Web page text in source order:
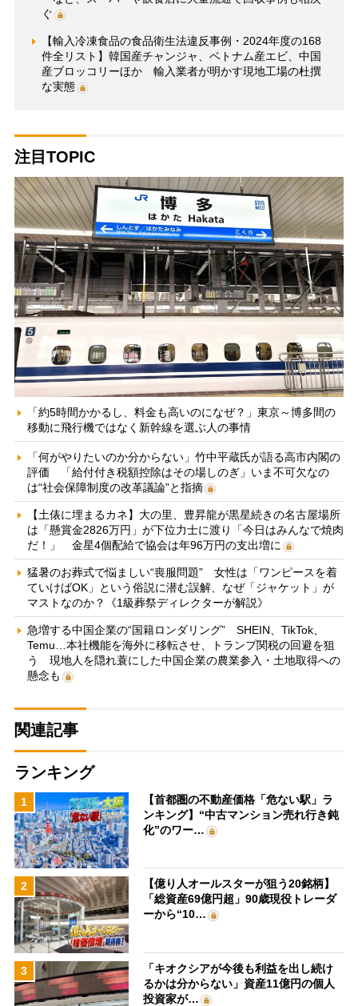
ぐ
【輸入冷凍食品の食品衛生法違反事例・2024年度の168
件全リスト】韓国産チャンジャ、ベトナム産エビ、中国
産ブロッコリーほか 輸入業者が明かす現地工場の杜撰
な実態
注目TOPIC
「約5時間かかるし、料金も高いのになぜ？」東京～博多間の
移動に飛行機ではなく新幹線を選ぶ人の事情
「何がやりたいのか分からない」竹中平蔵氏が語る高市内閣の
評価 「給付付き税額控除はその場しのぎ」いま不可欠なの
は“社会保障制度の改革議論”と指摘
【土俵に埋まるカネ】大の里、豊昇龍が黒星続きの名古屋場所
は「懸賞金2826万円」が下位力士に渡り「今日はみんなで焼肉
だ！」 金星4個配給で協会は年96万円の支出増に
猛暑のお葬式で悩ましい“喪服問題” 女性は「ワンピースを着
ていけばOK」という俗説に潜む誤解、なぜ「ジャケット」が
マストなのか？《1級葬祭ディレクターが解説》
急増する中国企業の“国籍ロンダリング” SHEIN、TikTok、
Temu…本社機能を海外に移転させ、トランプ関税の回避を狙
う 現地人を隠れ蓑にした中国企業の農業参入・土地取得への
懸念も
関連記事
ランキング
1
【首都圏の不動産価格「危ない駅」ラ
ンキング】“中古マンション売れ行き鈍
化”のワー…
2
【億り人オールスターが狙う20銘柄】
「総資産69億円超」90歳現役トレーダ
ーから“10…
3
「キオクシアが今後も利益を出し続け
るかは分からない」資産11億円の個人
投資家が…